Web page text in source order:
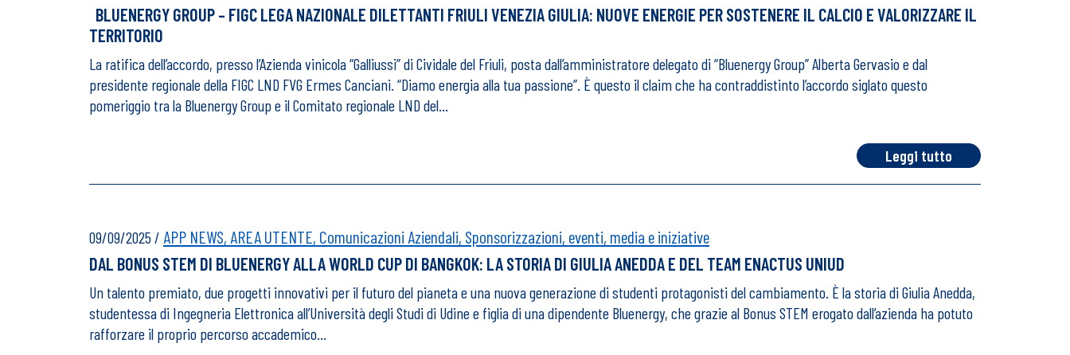
BLUENERGY GROUP – FIGC LEGA NAZIONALE DILETTANTI FRIULI VENEZIA GIULIA: NUOVE ENERGIE PER SOSTENERE IL CALCIO E VALORIZZARE IL
TERRITORIO
La ratifica dell’accordo, presso l’Azienda vinicola “Galliussi” di Cividale del Friuli, posta dall’amministratore delegato di “Bluenergy Group” Alberta Gervasio e dal
presidente regionale della FIGC LND FVG Ermes Canciani. “Diamo energia alla tua passione”. È questo il claim che ha contraddistinto l’accordo siglato questo
pomeriggio tra la Bluenergy Group e il Comitato regionale LND del…
Leggi tutto
09/09/2025 / APP NEWS, AREA UTENTE, Comunicazioni Aziendali, Sponsorizzazioni, eventi, media e iniziative
DAL BONUS STEM DI BLUENERGY ALLA WORLD CUP DI BANGKOK: LA STORIA DI GIULIA ANEDDA E DEL TEAM ENACTUS UNIUD
Un talento premiato, due progetti innovativi per il futuro del pianeta e una nuova generazione di studenti protagonisti del cambiamento. È la storia di Giulia Anedda,
studentessa di Ingegneria Elettronica all’Università degli Studi di Udine e figlia di una dipendente Bluenergy, che grazie al Bonus STEM erogato dall’azienda ha potuto
rafforzare il proprio percorso accademico…